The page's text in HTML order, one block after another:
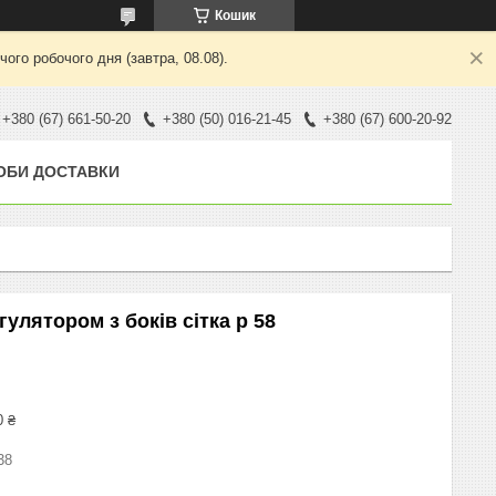
Кошик
робочого дня (завтра, 08.08).
+380 (67) 661-50-20 +380 (50) 016-21-45 +380 (67) 600-20-92
ДОСТАВКИ
з боків сітка р 58
₴